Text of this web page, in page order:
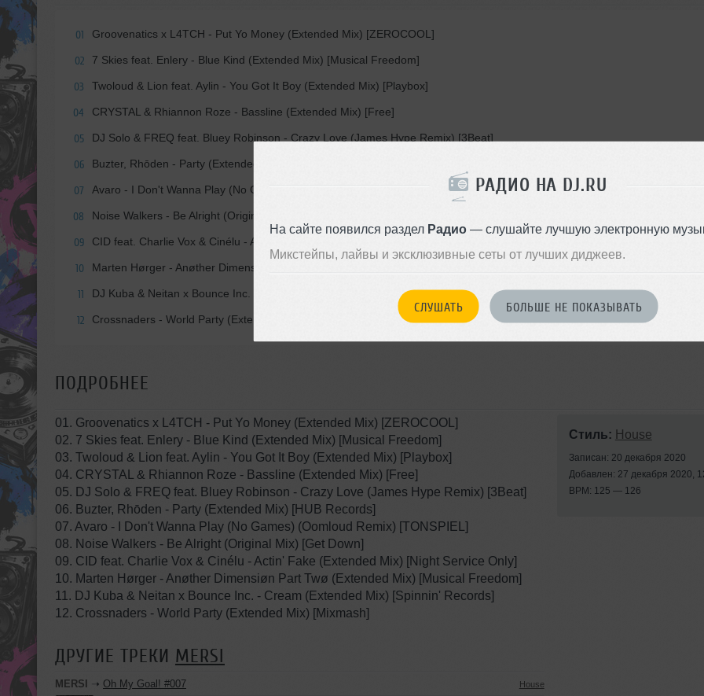
РАДИО НА DJ.RU
На сайте появился раздел Радио— слушайте лучшую электронную
Микстейпы, лайвы и эксклюзивные сеты от лучших диджеев.
СЛУШАТЬ БОЛЬШЕ НЕ ПОКАЗЫВАТЬ
01 Groovenatics x L4TCH - Put Yo Money (Extended Mix) [ZEROCOOL]
02 7 Skies feat. Enlery - Blue Kind (Extended Mix) [Musical Freedom]
03 Twoloud & Lion feat. Aylin - You Got It Boy (Extended Mix) [Playbox]
04 CRYSTAL & Rhiannon Roze - Bassline (Extended Mix) [Free]
05 DJ Solo & FREQ feat. Bluey Robinson - Crazy Love (James Hype Remix) [3Beat]
06 Buzter, Rhōden - Party (Extended Mix) [HUB Records]
07 Avaro - I Don't Wanna Play (No Games) (Oomloud Remix) [TONSPIEL]
08 Noise Walkers - Be Alright (Original Mix) [Get Down]
09 CID feat. Charlie Vox & Cinélu - Actin' Fake (Extended Mix) [Night Service Only]
10 Marten Hørger - Anøther Dimensiøn Part Twø (Extended Mix) [Musical Freedom]
11 DJ Kuba & Neitan x Bounce Inc. - Cream (Extended Mix) [Spinnin' Records]
12 Crossnaders - World Party (Extended Mix) [Mixmash]
ПОДРОБНЕЕ
01. Groovenatics x L4TCH - Put Yo Money (Extended Mix) [ZEROCOOL]
02. 7 Skies feat. Enlery - Blue Kind (Extended Mix) [Musical Freedom]
03. Twoloud & Lion feat. Aylin - You Got It Boy (Extended Mix) [Playbox]
04. CRYSTAL & Rhiannon Roze - Bassline (Extended Mix) [Free]
05. DJ Solo & FREQ feat. Bluey Robinson - Crazy Love (James Hype Remix) [3Beat]
06. Buzter, Rhōden - Party (Extended Mix) [HUB Records]
07. Avaro - I Don't Wanna Play (No Games) (Oomloud Remix) [TONSPIEL]
08. Noise Walkers - Be Alright (Original Mix) [Get Down]
09. CID feat. Charlie Vox & Cinélu - Actin' Fake (Extended Mix) [Night Service Only]
10. Marten Hørger - Anøther Dimensiøn Part Twø (Extended Mix) [Musical Freedom]
11. DJ Kuba & Neitan x Bounce Inc. - Cream (Extended Mix) [Spinnin' Records]
12. Crossnaders - World Party (Extended Mix) [Mixmash]
ДРУГИЕ ТРЕКИ MERSI
MERSI ➝ Oh My Goal! #007 House
Стиль: House
Записан: 20 декабря 2020
Добавлен: 27 декабря 2020,
BPM: 125 — 126